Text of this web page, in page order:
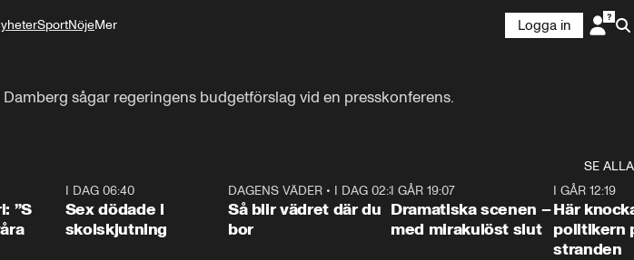
SportNöjeMer
Logga in
sågar regeringens budgetförslag vid en presskonferens.
SE ALLA
”S
I DAG 06:40
Sex dödade i
skolskjutning
1:06
DAGENS VÄDER• I DAG 02:30
Så blir vädret där du
bor
I GÅR 19:07
Dramatiska scenen –
med mirakulöst slut
I GÅR 12:19
Här
politikern
stranden